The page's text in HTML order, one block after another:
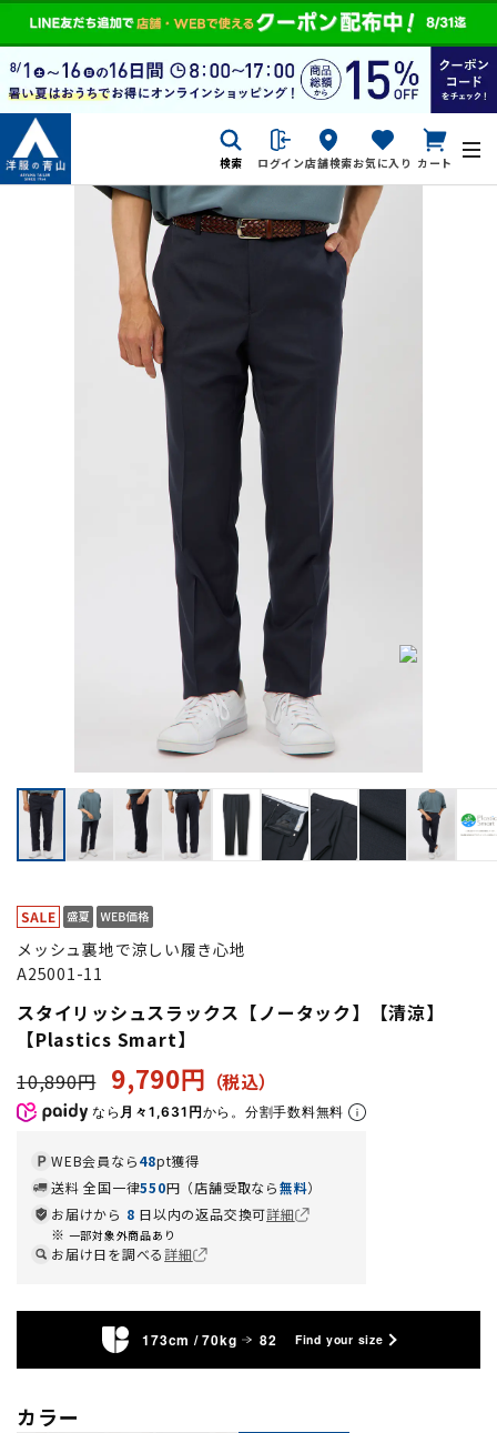
検索 ログイン店舗検索お気に入り カート
メッシュ裏地で涼しい履き心地
A25001-11
スタイリッシュスラックス【ノータック】【清涼】
【Plastics Smart】
10,890円
9,790円
なら 月々1,631円から。分割手数料無料
WEB会員なら48pt獲得
送料 全国一律550円（店舗受取なら無料）
お届けから 8 日以内の返品交換可詳細
一部対象外商品あり
お届け日を調べる詳細
173cm / 70kg 82 Find your size
カラー